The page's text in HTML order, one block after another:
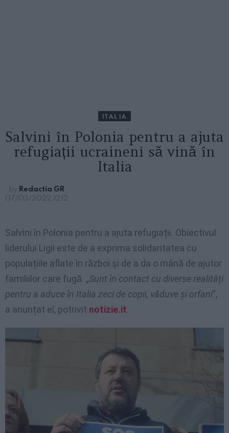
ITALIA
Salvini în Polonia pentru a ajuta
refugiații ucraineni să vină în
Italia
by Redactia GR
07/03/2022, 12:12
Salvini în Polonia pentru a ajuta refugiații. Obiectivul
liderului Ligii este de a exprima solidaritatea cu
populațiile aflate în război și de a da o mână de ajutor
familiilor care fugă. „Sunt în contact cu diverse realități
pentru a aduce în Italia zeci de copii, văduve și orfani”,
a anunțat el, potrivit notizie.it.